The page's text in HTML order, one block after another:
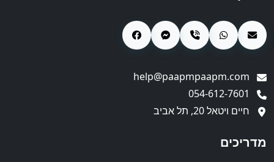
חיים ויטאל 20, תל אביב
מדריכים